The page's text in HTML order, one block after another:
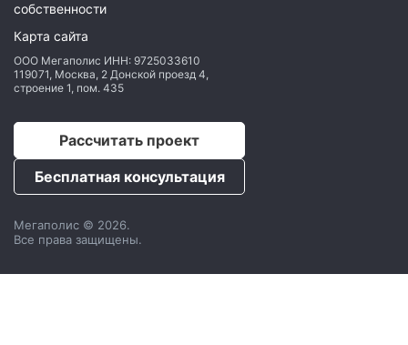
собственности
Карта сайта
ООО Мегаполис ИНН: 9725033610
119071, Москва, 2 Донской проезд 4,
строение 1, пом. 435
Рассчитать проект
Бесплатная консультация
Мегаполис © 2026.
Все права защищены.